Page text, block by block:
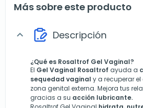
Más sobre este producto
expand_more Descripción
¿Qué es Rosaltrof Gel Vaginal?
El Gel Vaginal Rosaltrof ayuda a
sequedad vaginal y a recuperar
zona genital externa. Mejora tus
gracias a su acción lubricante.